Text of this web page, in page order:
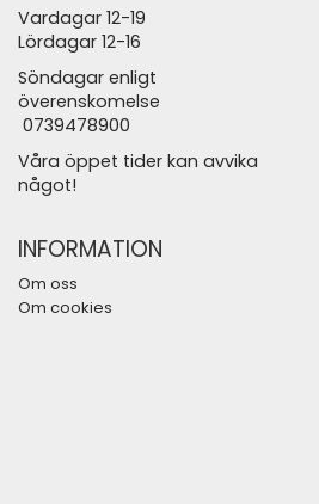
Vardagar 12-19
Lördagar 12-16
Söndagar enligt
överenskomelse
0739478900
Våra öppet tider kan avvika
något!
INFORMATION
Om oss
Om cookies